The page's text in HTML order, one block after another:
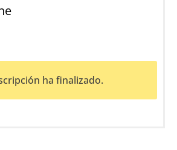
ha finalizado.